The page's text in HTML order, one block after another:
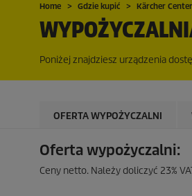
Home Gdzie kupić Kärcher Center
Poniżej znajdziesz urządzenia
OFERTA WYPOŻYCZALNI
Oferta wypożyczalni:
Ceny netto. Należy doliczyć 23%